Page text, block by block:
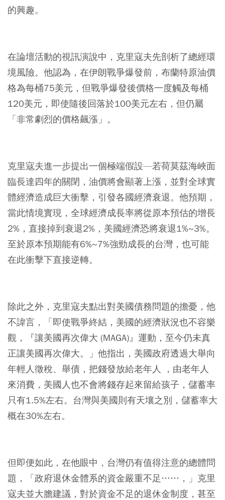
的興趣。
在論壇活動的視訊演說中，克里寇夫先剖析了總經環
境風險。他認為，在伊朗戰爭爆發前，布蘭特原油價
格為每桶75美元，但戰爭爆發後價格一度觸及每桶
120美元，即使隨後回落於100美元左右，但仍屬
「非常劇烈的價格飆漲」。
克里寇夫進一步提出一個極端假設—若荷莫茲海峽面
臨長達四年的關閉，油價將會顯著上漲，並對全球實
體經濟造成巨大衝擊，引發各國經濟衰退。他預期，
當此情境實現，全球經濟成長率將從原本預估的增長
2%，直接掉到衰退2%，美國經濟恐將衰退1%~3%。
至於原本預期能有6%~7%強勁成長的台灣，也可能
在此衝擊下直接逆轉。
除此之外，克里寇夫點出對美國債務問題的擔憂，他
不諱言，「即使戰爭終結，美國的經濟狀況也不容樂
觀，『讓美國再次偉大 (MAGA)』運動，至今仍未真
正讓美國再次偉大。」他指出，美國政府透過大舉向
年輕人徵稅、舉債，把錢發放給老年人 ，由老年人
來消費，美國人也不會將錢存起來留給孩子，儲蓄率
只有1.5%左右。台灣與美國則有天壤之別，儲蓄率大
概在30%左右。
但即便如此，在他眼中，台灣仍有值得注意的總體問
題，「政府退休金體系的資金嚴重不足……，」克里
寇夫並大膽建議，對於資金不足的退休金制度，甚至